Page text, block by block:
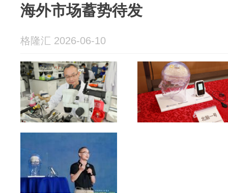
海外市场蓄势待发
格隆汇 2026-06-10